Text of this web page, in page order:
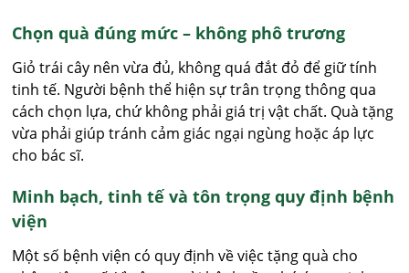
Chọn quà đúng mức – không phô trương
Giỏ trái cây nên vừa đủ, không quá đắt đỏ để giữ tính
tinh tế. Người bệnh thể hiện sự trân trọng thông qua
cách chọn lựa, chứ không phải giá trị vật chất. Quà tặng
vừa phải giúp tránh cảm giác ngại ngùng hoặc áp lực
cho bác sĩ.
Minh bạch, tinh tế và tôn trọng quy định bệnh
viện
Một số bệnh viện có quy định về việc tặng quà cho